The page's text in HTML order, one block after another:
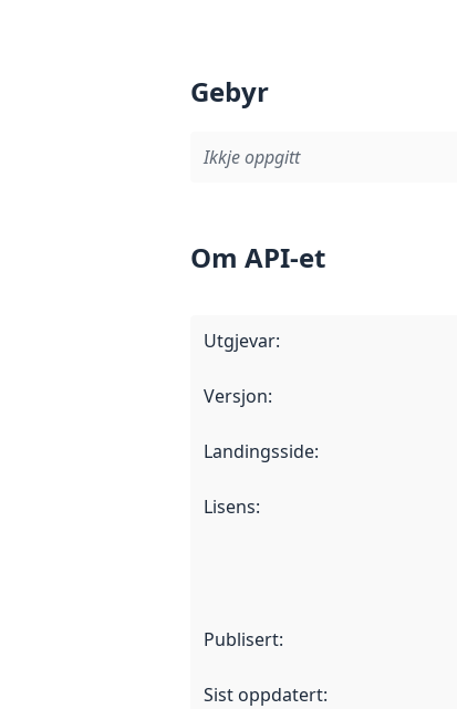
Gebyr
Ikkje oppgitt
Om API-et
Utgjevar:
Versjon:
Landingsside:
Lisens:
Publisert:
Sist oppdatert: